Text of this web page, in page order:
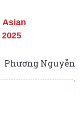
Asian
Phương Nguyễn